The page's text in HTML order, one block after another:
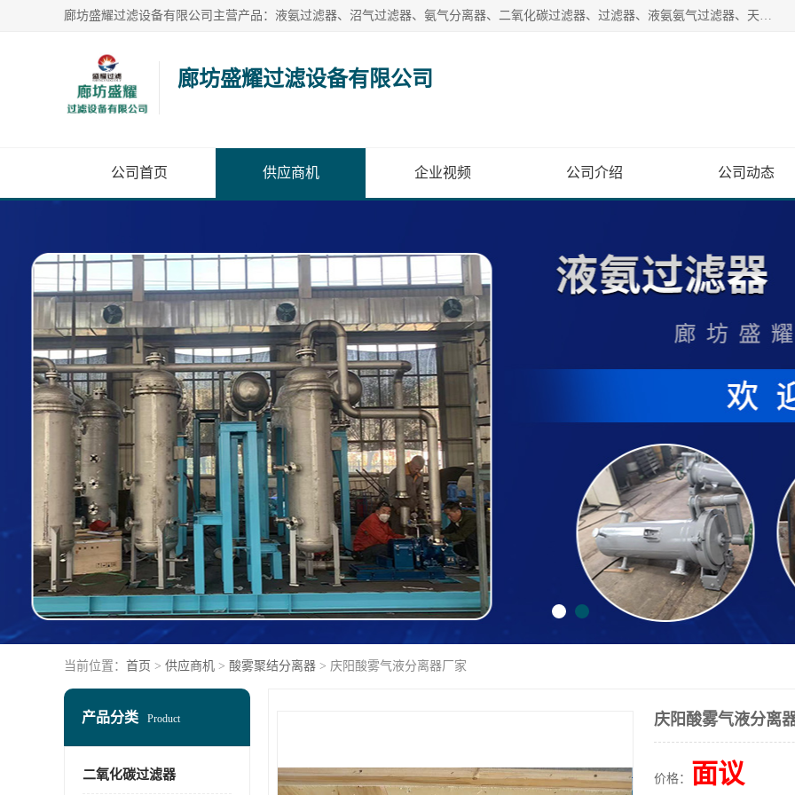
廊坊盛耀过滤设备有限公司主营产品：液氨过滤器、沼气过滤器、氨气分离器、二氧化碳过滤器、过滤器、液氨氨气过滤器、天然气过滤器、管道过滤器、*过滤器、液氨除油除水过滤器、氨气除油除水过滤器、焦炉煤气除焦油过滤器等。
廊坊盛耀过滤设备有限公司
公司首页 供应商机 企业视频 公司介绍 公司动态
当前位置： 首页 > 供应商机 > 酸雾聚结分离器 > 庆阳酸雾气液分离器厂家
产品分类 Product
二氧化碳过滤器
庆阳酸雾气液分离
价格： 面议